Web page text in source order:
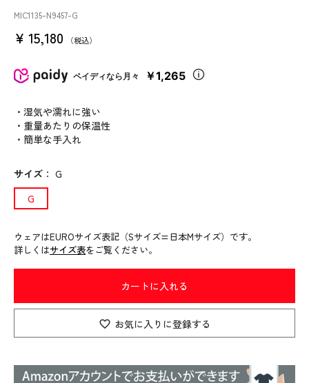
MIC1135-N9457-G
¥ 15,180 税込
ペイディなら月々 ￥1,265
・湿気や濡れに強い
・重量あたりの保温性
・簡単な手入れ
サイズ ： G
G
ウェアはEUROサイズ表記（Sサイズ=日本Mサイズ）です。
詳しくはサイズ表をご覧ください。
カートに入れる
お気に入りに登録する